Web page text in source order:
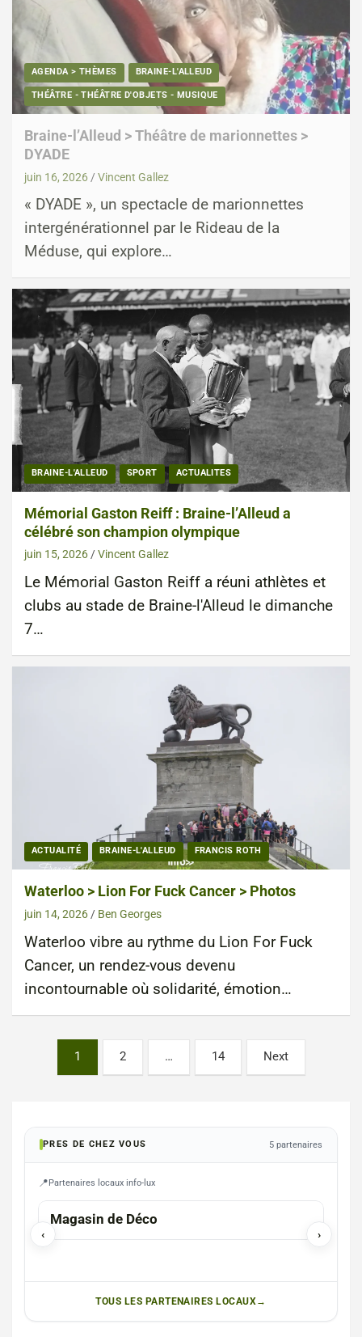
AGENDA > THÈMES BRAINE-L'ALLEUD
THÉÂTRE - THÉÂTRE D'OBJETS - MUSIQUE
Braine-l’Alleud > Théâtre de marionnettes >
DYADE
juin 16, 2026 Vincent Gallez
« DYADE », un spectacle de marionnettes
intergénérationnel par le Rideau de la
Méduse, qui explore…
BRAINE-L'ALLEUD SPORT ACTUALITES
Mémorial Gaston Reiff : Braine-l’Alleud a
célébré son champion olympique
juin 15, 2026 Vincent Gallez
Le Mémorial Gaston Reiff a réuni athlètes et
clubs au stade de Braine-l'Alleud le dimanche
7…
ACTUALITÉ BRAINE-L'ALLEUD FRANCIS ROTH
Waterloo > Lion For Fuck Cancer > Photos
juin 14, 2026 Ben Georges
Waterloo vibre au rythme du Lion For Fuck
Cancer, un rendez-vous devenu
incontournable où solidarité, émotion…
pagination
1 2 … 14 Next
PRES DE CHEZ VOUS 5 partenaires
Partenaires locaux info-lux
‹ ›
ETALLE
Magasin de Déco
TOUS LES PARTENAIRES LOCAUX